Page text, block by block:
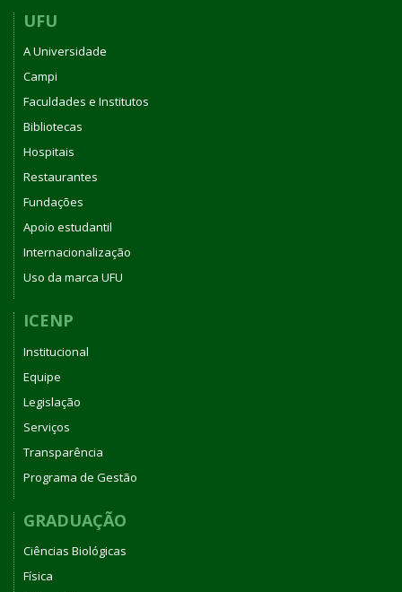
UFU
A Universidade
Campi
Faculdades e Institutos
Bibliotecas
Hospitais
Restaurantes
Fundações
Apoio estudantil
Internacionalização
Uso da marca UFU
ICENP
Institucional
Equipe
Legislação
Serviços
Transparência
Programa de Gestão
GRADUAÇÃO
Ciências Biológicas
Física